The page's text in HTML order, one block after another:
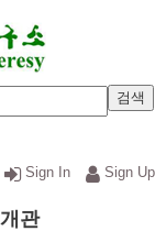
Sign In Sign Up
관